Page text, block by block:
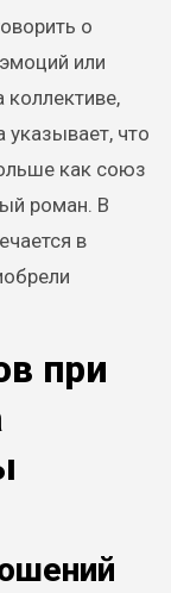
о
или
указывает, что
как союз
роман. В
в
при